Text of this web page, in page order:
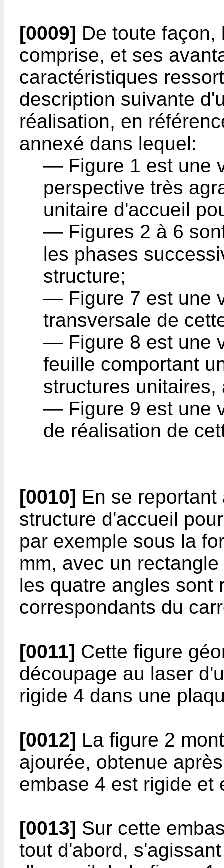
[0009] De toute
comprise, et ses
caractéristiques
description suivante
réalisation, en
annexé dans lequel:
― Figure 1 est une
perspective très
unitaire d'accueil
― Figures 2 à 6
les phases
structure;
― Figure 7 est une
transversale de
― Figure 8 est une
feuille comportant
structures
― Figure 9 est une
de réalisation de
[0010] En se
structure d'accueil
par exemple sous la
mm, avec un
les quatre angles sont
correspondants du
[0011] Cette figure
découpage au laser
rigide 4 dans une
[0012] La figure 2
ajourée, obtenue
embase 4 est rigide et
[0013] Sur cette
tout d'abord,